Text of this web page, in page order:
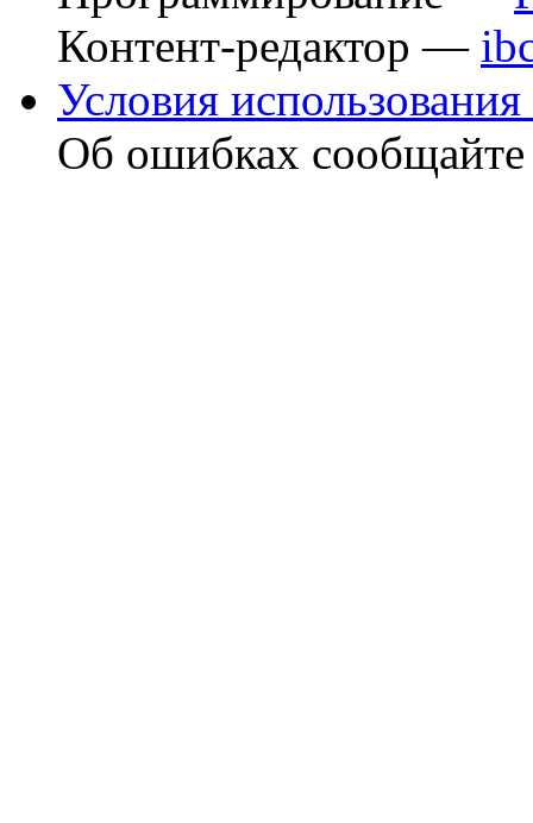
Контент-редактор —
Условия использования
Об ошибках